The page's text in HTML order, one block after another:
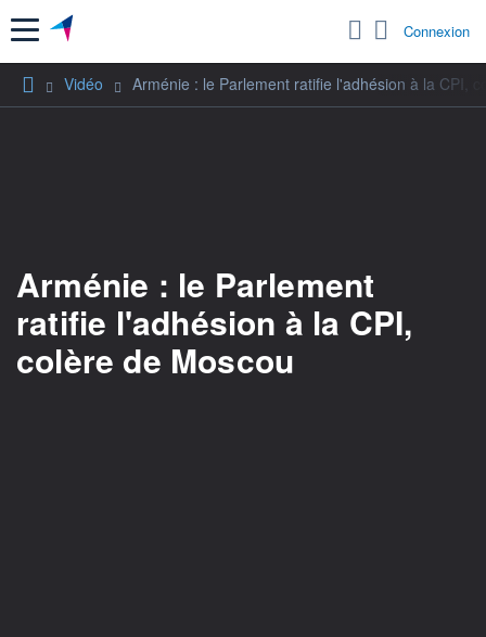
Menu Connexion
Vidéo Arménie : le Parlement ratifie l'adhésion à la CPI,
Arménie : le Parlement
ratifie l'adhésion à la CPI,
colère de Moscou